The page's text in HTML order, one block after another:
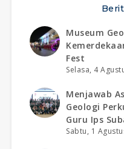
Museum
Fest
Selasa, 4
Menjawab
Geologi
Guru Ips
Sabtu, 1